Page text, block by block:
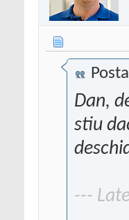
Dan,
stiu
---